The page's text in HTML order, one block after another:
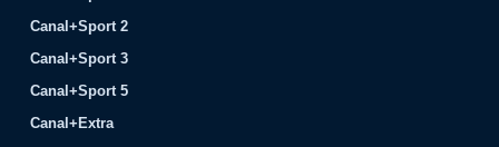
Canal+Sport 2
Canal+Sport 3
Canal+Sport 5
Canal+Extra